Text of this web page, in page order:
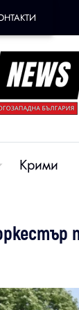
Крими